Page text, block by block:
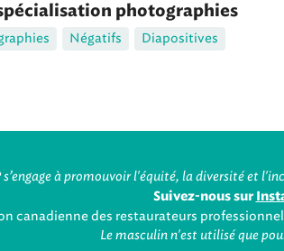
photographies
Négatifs Diapositives
s’engage à promouvoir l'équité, la diversité et
Suivez-nous sur
canadienne des restaurateurs
Le masculin n'est utilisé que